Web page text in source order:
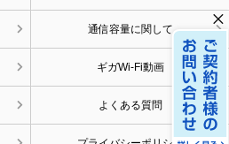
法による個人情報の取得
いるなどして、本人が容易に認識できない
ておりません。
いて
洩、減失またはき損の防止と是正、その他
かつ適切な措置を講じます。
人情報は当社内において削除致します。
通信容量に関して
ギガWi-Fi動画
よくある質問
×